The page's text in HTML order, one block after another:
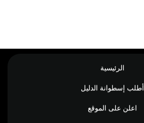
الرئيسية
أطلب إسطوانة الدليل
اعلن على الموقع